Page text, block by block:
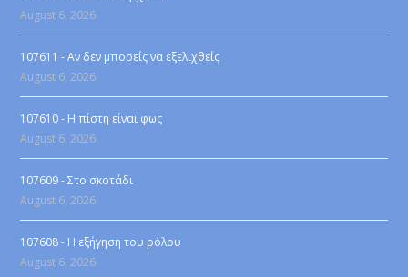
August 6, 2026
107611 - Αν δεν μπορείς να εξελιχθείς
August 6, 2026
107610 - Η πίστη είναι φως
August 6, 2026
107609 - Στο σκοτάδι
August 6, 2026
107608 - Η εξήγηση του ρόλου
August 6, 2026